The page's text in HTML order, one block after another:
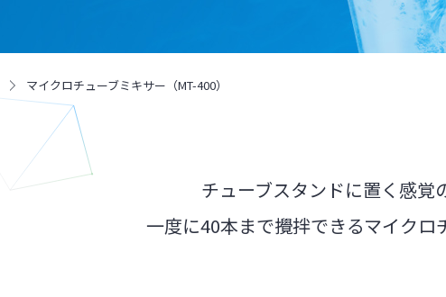
マイクロチューブミキサー（MT-400）
チューブスタンドに置く感覚
一度に40本まで攪拌できるマイクロ